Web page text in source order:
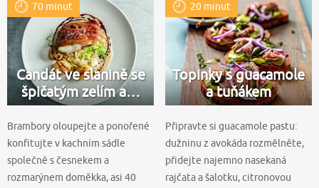
70 minut
Candát ve slanině se
špičatým zelím a…
Brambory oloupejte a ponořené
konfitujte v kachním sádle
společně s česnekem a
rozmarýnem doměkka, asi 40
20 minut
Topinky s guacamole
a tuňákem
Připravte si guacamole pastu:
dužninu z avokáda rozmělněte,
přidejte najemno nasekaná
rajčata a šalotku, citronovou